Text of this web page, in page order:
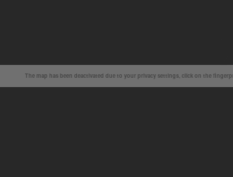
The map has been deactivated due to your privacy settings, click on the